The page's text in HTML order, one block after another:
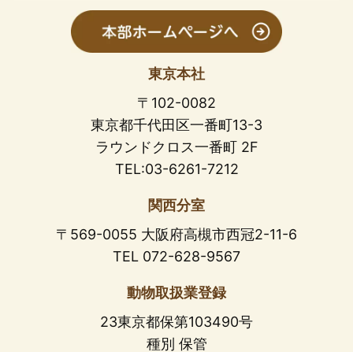
東京本社
〒102-0082
東京都千代田区一番町13-3
ラウンドクロス一番町 2F
TEL:03-6261-7212
関西分室
〒569-0055 大阪府高槻市西冠2-11-6
TEL 072-628-9567
動物取扱業登録
23東京都保第103490号
種別 保管